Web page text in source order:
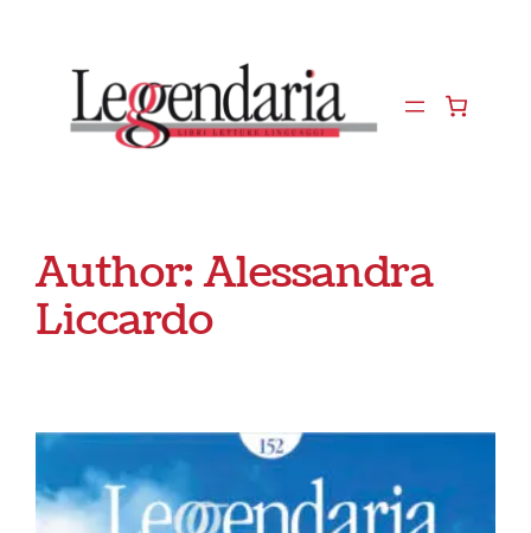
contenuto
Author:Alessandra
Liccardo